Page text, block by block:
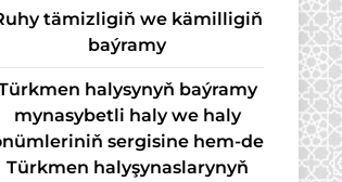
tämizligiň we kämilligiň
baýramy
halysynyň baýramy
mynasybetli haly we haly
sergisine hem-de
Türkmen halyşynaslarynyň